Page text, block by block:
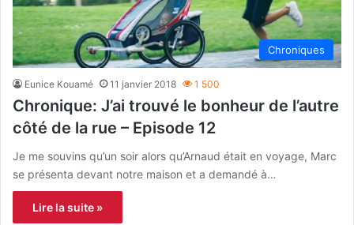
Chroniques
Eunice Kouamé 11 janvier 2018 1 500
Chronique: J’ai trouvé le bonheur de l’autre
côté de la rue – Episode 12
Je me souvins qu’un soir alors qu’Arnaud était en voyage, Marc
se présenta devant notre maison et a demandé à…
Lire la suite »